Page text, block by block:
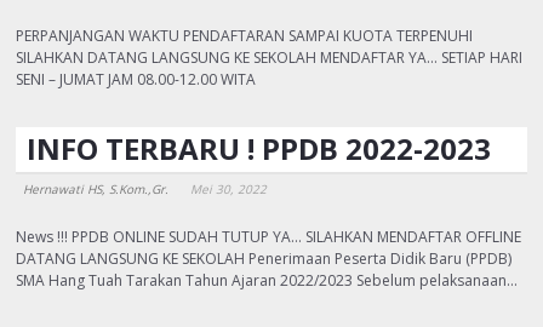
PERPANJANGAN WAKTU PENDAFTARAN SAMPAI KUOTA TERPENUHI
SILAHKAN DATANG LANGSUNG KE SEKOLAH MENDAFTAR YA… SETIAP HARI
SENI – JUMAT JAM 08.00-12.00 WITA
INFO TERBARU ! PPDB 2022-2023
Hernawati HS, S.Kom.,Gr. Mei 30, 2022
News !!! PPDB ONLINE SUDAH TUTUP YA… SILAHKAN MENDAFTAR OFFLINE
DATANG LANGSUNG KE SEKOLAH Penerimaan Peserta Didik Baru (PPDB)
SMA Hang Tuah Tarakan Tahun Ajaran 2022/2023 Sebelum pelaksanaan…